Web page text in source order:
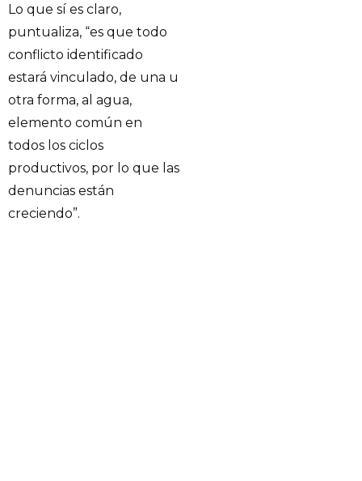
Lo que sí es claro,
puntualiza, “es que todo
conflicto identificado
estará vinculado, de una u
otra forma, al agua,
elemento común en
todos los ciclos
productivos, por lo que las
denuncias están
creciendo”.